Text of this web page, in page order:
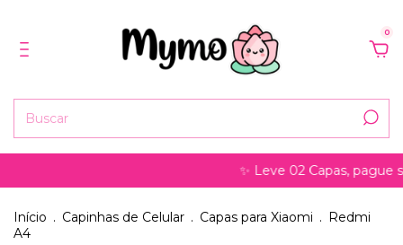
0
✨ Leve 02 Capas, pague
Início . Capinhas de Celular . Capas para Xiaomi . Redmi
A4